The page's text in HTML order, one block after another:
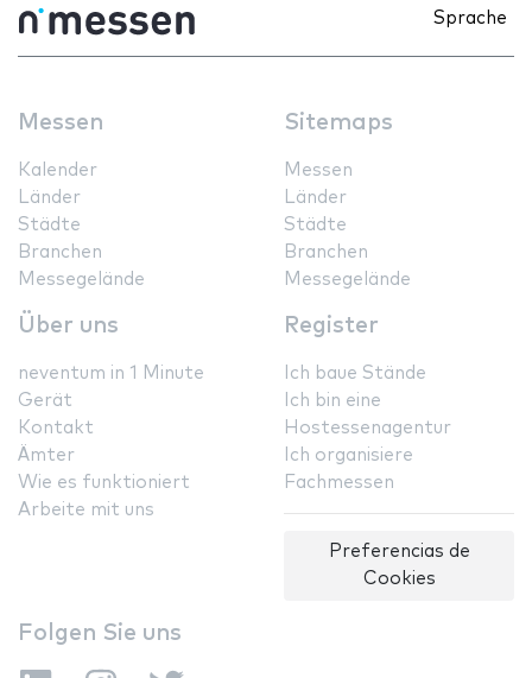
Sprache
Messen
Kalender
Länder
Städte
Branchen
Messegelände
Sitemaps
Messen
Länder
Städte
Branchen
Messegelände
Über uns
neventum in 1 Minute
Gerät
Kontakt
Ämter
Wie es funktioniert
Arbeite mit uns
Register
Ich baue Stände
Ich bin eine
Hostessenagentur
Ich organisiere
Fachmessen
Preferencias de
Cookies
Folgen Sie uns